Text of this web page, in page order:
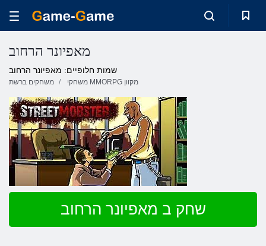
מאפיונר הרחוב
שמות חלופיים: מאפיונר הרחוב
משחקים ברשת משחקי MMORPG מקוון
שחק ב מאפיונר הרחוב